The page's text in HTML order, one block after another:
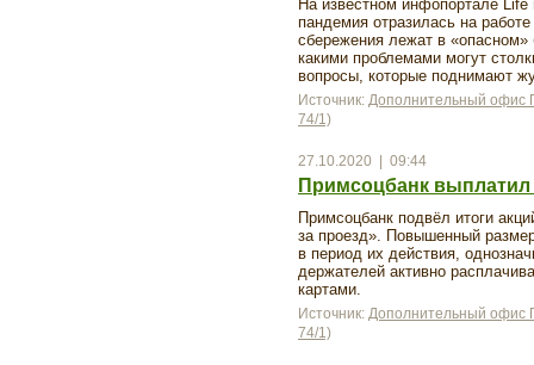
На известном инфопортале
пандемия отразилась на
сбережения лежат в «опасном»
какими проблемами могут
вопросы, которые поднимают
Источник: Дополнительный офис
74/1)
27.10.2020 | 09:44
Примсоцбанк выплатил
Примсоцбанк подвёл итоги
за проезд». Повышенный
в период их действия,
держателей активно
картами.
Источник: Дополнительный офис
74/1)